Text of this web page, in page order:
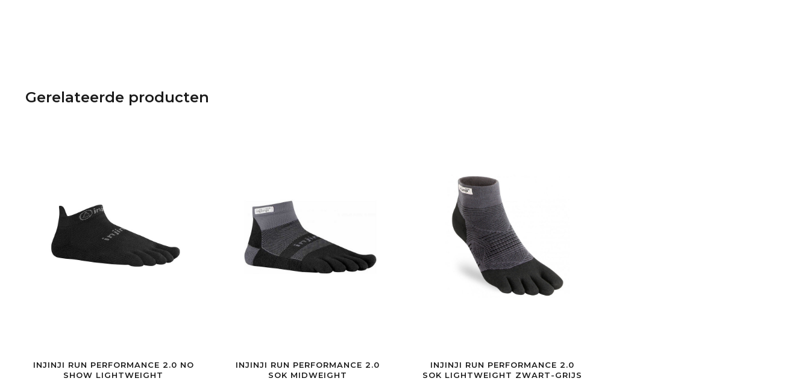
Gerelateerde producten
INJINJI RUN PERFORMANCE 2.0 NO
SHOW LIGHTWEIGHT
INJINJI RUN PERFORMANCE 2.0
SOK MIDWEIGHT
INJINJI RUN PERFORMANCE 2.0
SOK LIGHTWEIGHT ZWART-GRIJS